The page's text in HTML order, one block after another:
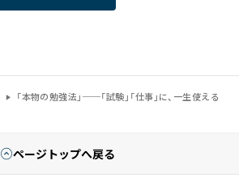
「本物の勉強法」──「試験」「仕事」に、一生使える
ページトップへ戻る